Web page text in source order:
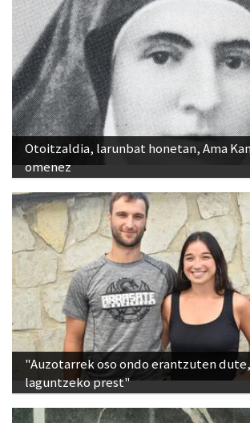
Otoitzaldia, larunbat honetan, Ama
omenez
"Auzotarrek oso ondo erantzuten
laguntzeko prest"